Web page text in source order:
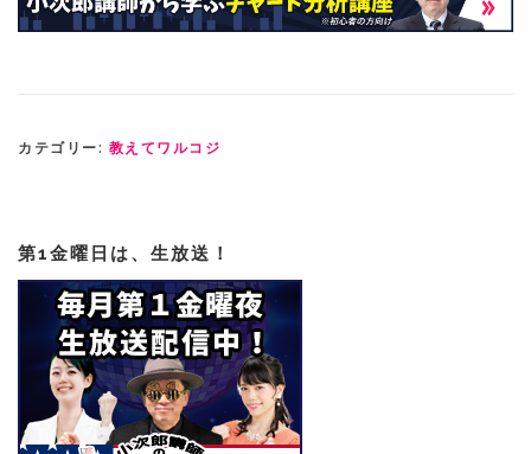
カテゴリー: 教えてワルコジ
第1金曜日は、生放送！